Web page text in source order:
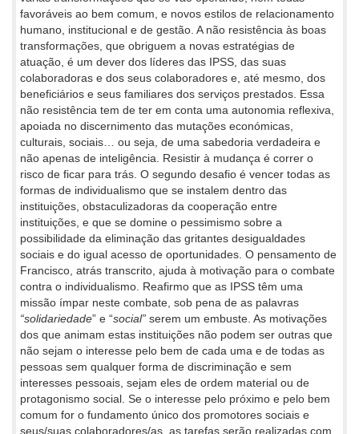
favoráveis ao bem comum, e novos estilos de relacionamento
humano, institucional e de gestão. A não resistência às boas
transformações, que obriguem a novas estratégias de
atuação, é um dever dos líderes das IPSS, das suas
colaboradoras e dos seus colaboradores e, até mesmo, dos
beneficiários e seus familiares dos serviços prestados. Essa
não resistência tem de ter em conta uma autonomia reflexiva,
apoiada no discernimento das mutações económicas,
culturais, sociais… ou seja, de uma sabedoria verdadeira e
não apenas de inteligência. Resistir à mudança é correr o
risco de ficar para trás. O segundo desafio é vencer todas as
formas de individualismo que se instalem dentro das
instituições, obstaculizadoras da cooperação entre
instituições, e que se domine o pessimismo sobre a
possibilidade da eliminação das gritantes desigualdades
sociais e do igual acesso de oportunidades. O pensamento de
Francisco, atrás transcrito, ajuda à motivação para o combate
contra o individualismo. Reafirmo que as IPSS têm uma
missão ímpar neste combate, sob pena de as palavras
“solidariedade” e “social” serem um embuste. As motivações
dos que animam estas instituições não podem ser outras que
não sejam o interesse pelo bem de cada uma e de todas as
pessoas sem qualquer forma de discriminação e sem
interesses pessoais, sejam eles de ordem material ou de
protagonismo social. Se o interesse pelo próximo e pelo bem
comum for o fundamento único dos promotores sociais e
seus/suas colaboradores/as, as tarefas serão realizadas com